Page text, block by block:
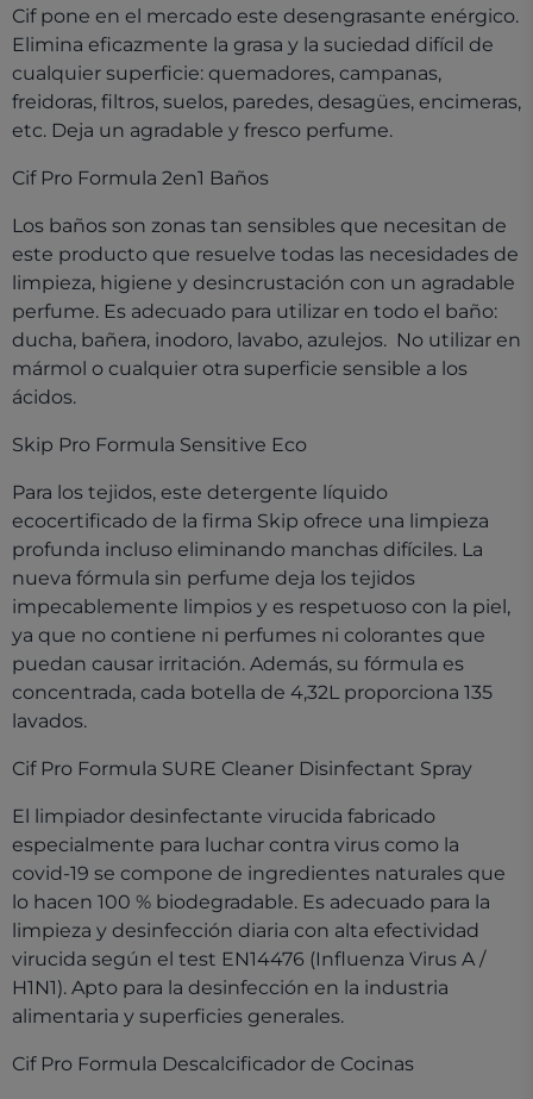
Cif pone en el mercado este desengrasante enérgico.
Elimina eficazmente la grasa y la suciedad difícil de
cualquier superficie: quemadores, campanas,
freidoras, filtros, suelos, paredes, desagües, encimeras,
etc. Deja un agradable y fresco perfume.
Cif Pro Formula 2en1 Baños
Los baños son zonas tan sensibles que necesitan de
este producto que resuelve todas las necesidades de
limpieza, higiene y desincrustación con un agradable
perfume. Es adecuado para utilizar en todo el baño:
ducha, bañera, inodoro, lavabo, azulejos. No utilizar en
mármol o cualquier otra superficie sensible a los
ácidos.
Skip Pro Formula Sensitive Eco
Para los tejidos, este detergente líquido
ecocertificado de la firma Skip ofrece una limpieza
profunda incluso eliminando manchas difíciles. La
nueva fórmula sin perfume deja los tejidos
impecablemente limpios y es respetuoso con la piel,
ya que no contiene ni perfumes ni colorantes que
puedan causar irritación. Además, su fórmula es
concentrada, cada botella de 4,32L proporciona 135
lavados.
Cif Pro Formula SURE Cleaner Disinfectant Spray
El limpiador desinfectante virucida fabricado
especialmente para luchar contra virus como la
covid-19 se compone de ingredientes naturales que
lo hacen 100 % biodegradable. Es adecuado para la
limpieza y desinfección diaria con alta efectividad
virucida según el test EN14476 (Influenza Virus A /
H1N1). Apto para la desinfección en la industria
alimentaria y superficies generales.
Cif Pro Formula Descalcificador de Cocinas